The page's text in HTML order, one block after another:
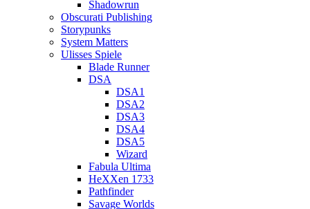
Shadowrun
Obscurati Publishing
Storypunks
System Matters
Ulisses Spiele
Blade Runner
DSA
DSA1
DSA2
DSA3
DSA4
DSA5
Wizard
Fabula Ultima
HeXXen 1733
Pathfinder
Savage Worlds